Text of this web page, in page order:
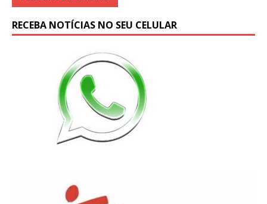
RECEBA NOTÍCIAS NO SEU CELULAR